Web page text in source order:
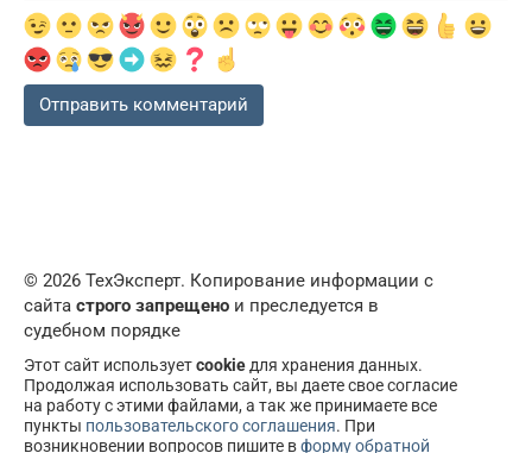
© 2026 ТехЭксперт. Копирование информации с
сайта строго запрещено и преследуется в
судебном порядке
Этот сайт используетcookieдля хранения данных.
Продолжая использовать сайт, вы даете свое согласие
на работу с этими файлами, а так же принимаете все
пункты пользовательского соглашения. При
возникновении вопросов пишите вформу обратной